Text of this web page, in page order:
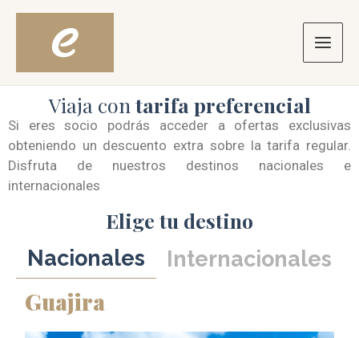
contenido
Main
Viaja con tarifa preferencial
Si eres socio podrás acceder a ofertas exclusivas
obteniendo un descuento extra sobre la tarifa regular.
Disfruta de nuestros destinos nacionales e
internacionales
Elige tu destino
Nacionales Internacionales
Guajira